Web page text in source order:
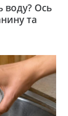
Ось
та